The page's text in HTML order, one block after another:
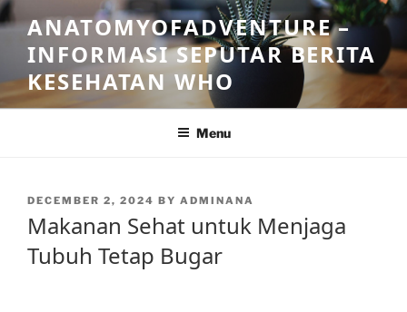
Skip
to
content
ANATOMYOFADVENTURE –
INFORMASI SEPUTAR BERITA
KESEHATAN WHO
Menu
POSTED
DECEMBER 2, 2024 BY ADMINANA
Makanan Sehat untuk Menjaga
Tubuh Tetap Bugar